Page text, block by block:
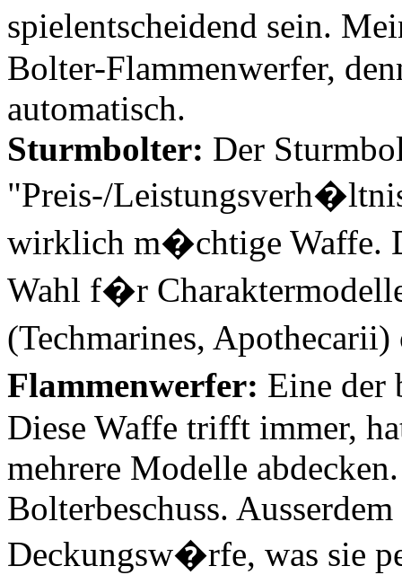
spielentscheidend sein.
Bolter-Flammenwerfer,
automatisch.
Sturmbolter: Der
"Preis-/
wirklich m�chtige Waffe.
Wahl f�r
(Techmarines,
Flammenwerfer: Eine der
Diese Waffe trifft immer,
mehrere Modelle
Bolterbeschuss.
Deckungsw�rfe, was sie